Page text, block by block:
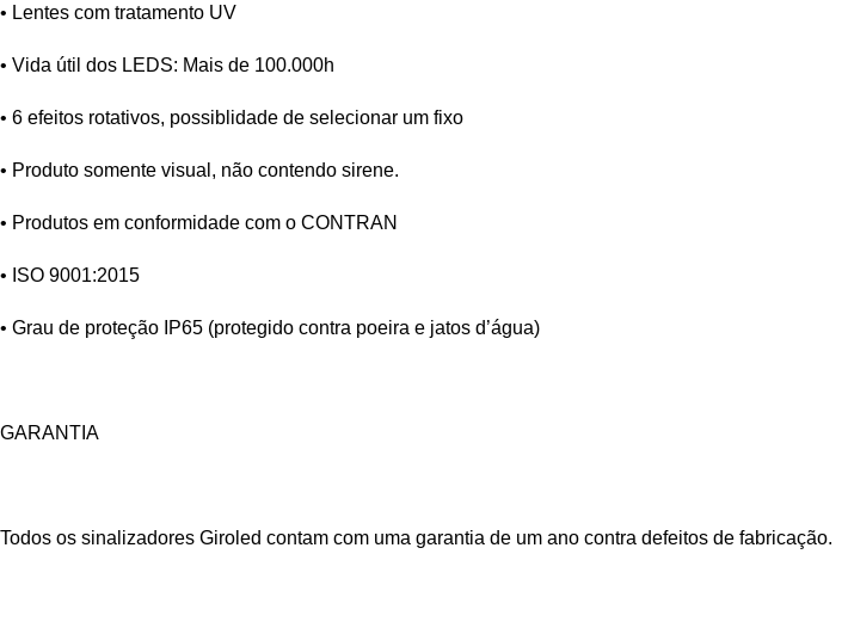
• Lentes com tratamento UV
• Vida útil dos LEDS: Mais de 100.000h
• 6 efeitos rotativos, possiblidade de selecionar um fixo
• Produto somente visual, não contendo sirene.
• Produtos em conformidade com o CONTRAN
• ISO 9001:2015
• Grau de proteção IP65 (protegido contra poeira e jatos d’água)
GARANTIA
Todos os sinalizadores Giroled contam com uma garantia de um ano contra defeitos de fabricação.